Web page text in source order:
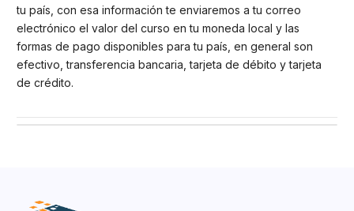
tu país, con esa información te enviaremos a tu correo
electrónico el valor del curso en tu moneda local y las
formas de pago disponibles para tu país, en general son
efectivo, transferencia bancaria, tarjeta de débito y tarjeta
de crédito.